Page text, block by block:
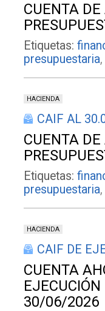
CUENTA
Etiquetas:
presupuestaria,
HACIENDA
CAIF AL
CUENTA
Etiquetas:
presupuestaria,
HACIENDA
CAIF DE
CUENTA
30/06/2026